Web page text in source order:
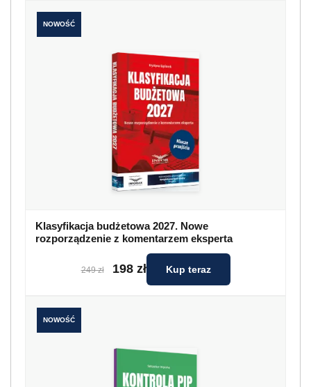
NOWOŚĆ
Klasyfikacja budżetowa 2027. Nowe
rozporządzenie z komentarzem eksperta
249 zł 198 zł Kup teraz
NOWOŚĆ